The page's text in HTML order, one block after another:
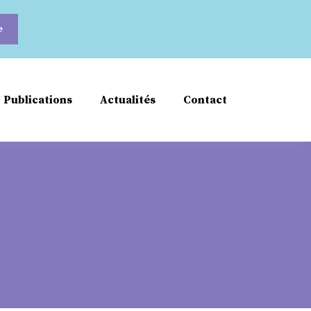
Publications Actualités Contact